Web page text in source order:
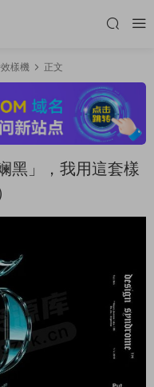
樣機 正文
黑」，我用這套樣